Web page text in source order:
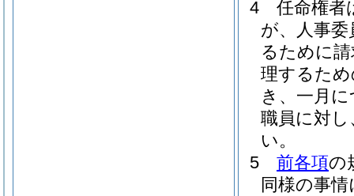
4
任命権者
が、人事
るために
理するた
き、一月
職員に対し
い。
5
前各項の
同様の事